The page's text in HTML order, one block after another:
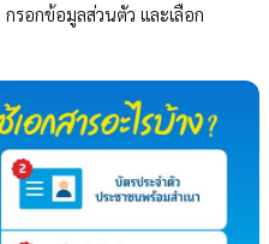
รอกข้อมูลส่วนตัว และเลือก